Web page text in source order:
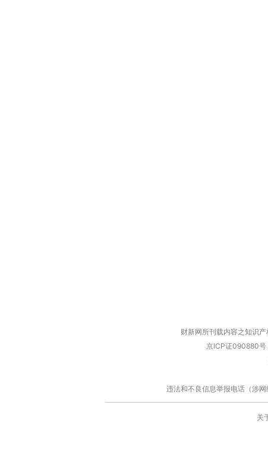
财新网所刊载内容之知识
京ICP证090880号
违法和不良信息举报电话（涉
关